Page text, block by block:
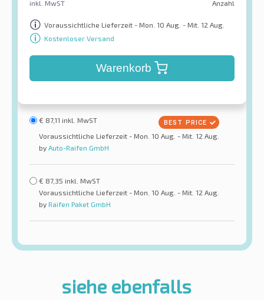
inkl. MwST Anzahl
Voraussichtliche Lieferzeit - Mon. 10 Aug. - Mit. 12 Aug.
Kostenloser Versand
Warenkorb
€ 87,11 inkl. MwST
Voraussichtliche Lieferzeit - Mon. 10 Aug. - Mit. 12 Aug.
by Auto-Raifen GmbH
€ 87,35 inkl. MwST
Voraussichtliche Lieferzeit - Mon. 10 Aug. - Mit. 12 Aug.
by Raifen Paket GmbH
siehe ebenfalls